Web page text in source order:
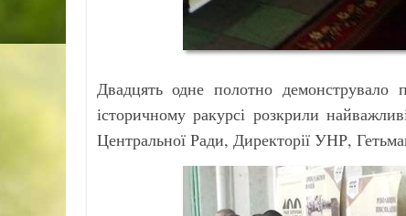
Двадцять одне полотно демонструвало
історичному ракурсі розкрили
Центральної Ради, Директорії УНР,